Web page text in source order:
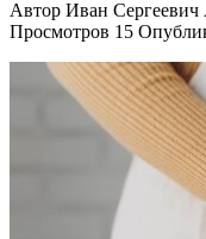
Автор Иван Сергеевич
Просмотров 15